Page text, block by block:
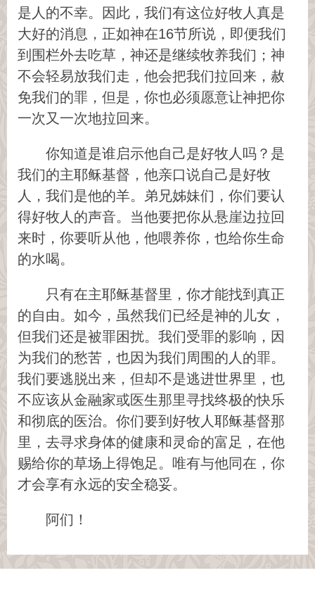
是人的不幸。因此，我们有这位好牧人真是
大好的消息，正如神在16节所说，即便我们
到围栏外去吃草，神还是继续牧养我们；神
不会轻易放我们走，他会把我们拉回来，赦
免我们的罪，但是，你也必须愿意让神把你
一次又一次地拉回来。
你知道是谁启示他自己是好牧人吗？是
我们的主耶稣基督，他亲口说自己是好牧
人，我们是他的羊。弟兄姊妹们，你们要认
得好牧人的声音。当他要把你从悬崖边拉回
来时，你要听从他，他喂养你，也给你生命
的水喝。
只有在主耶稣基督里，你才能找到真正
的自由。如今，虽然我们已经是神的儿女，
但我们还是被罪困扰。我们受罪的影响，因
为我们的愁苦，也因为我们周围的人的罪。
我们要逃脱出来，但却不是逃进世界里，也
不应该从金融家或医生那里寻找终极的快乐
和彻底的医治。你们要到好牧人耶稣基督那
里，去寻求身体的健康和灵命的富足，在他
赐给你的草场上得饱足。唯有与他同在，你
才会享有永远的安全稳妥。
阿们！